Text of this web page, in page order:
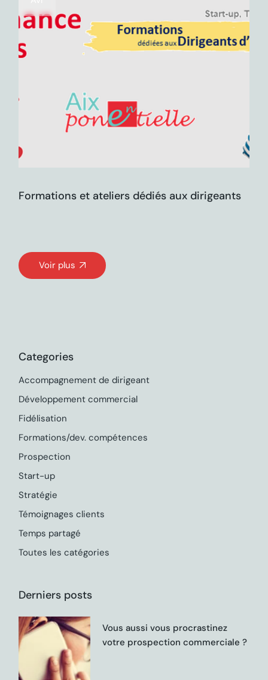
Formations et ateliers dédiés aux dirigeants
Voir plus
Categories
Accompagnement de dirigeant
Développement commercial
Fidélisation
Formations/dev. compétences
Prospection
Start-up
Stratégie
Témoignages clients
Temps partagé
Toutes les catégories
Derniers posts
Vous aussi vous procrastinez
votre prospection commerciale ?